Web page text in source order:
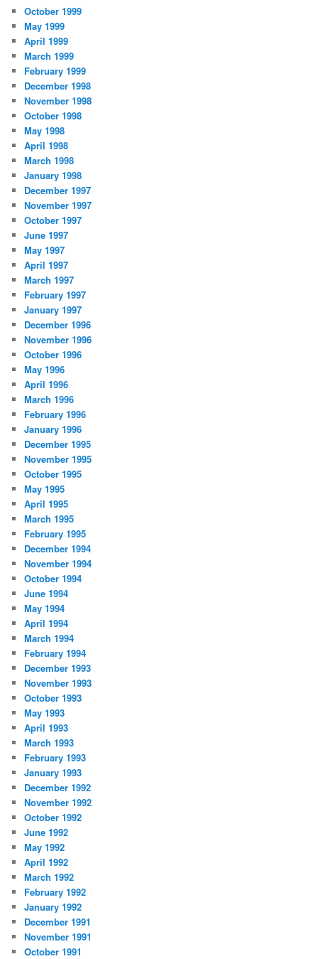
October 1999
May 1999
April 1999
March 1999
February 1999
December 1998
November 1998
October 1998
May 1998
April 1998
March 1998
January 1998
December 1997
November 1997
October 1997
June 1997
May 1997
April 1997
March 1997
February 1997
January 1997
December 1996
November 1996
October 1996
May 1996
April 1996
March 1996
February 1996
January 1996
December 1995
November 1995
October 1995
May 1995
April 1995
March 1995
February 1995
December 1994
November 1994
October 1994
June 1994
May 1994
April 1994
March 1994
February 1994
December 1993
November 1993
October 1993
May 1993
April 1993
March 1993
February 1993
January 1993
December 1992
November 1992
October 1992
June 1992
May 1992
April 1992
March 1992
February 1992
January 1992
December 1991
November 1991
October 1991